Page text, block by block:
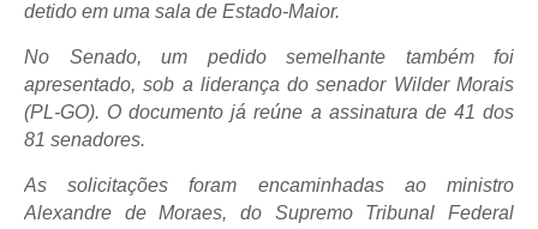
detido em uma sala de Estado-Maior.
No Senado, um pedido semelhante também foi
apresentado, sob a liderança do senador Wilder Morais
(PL-GO). O documento já reúne a assinatura de 41 dos
81 senadores.
As solicitações foram encaminhadas ao ministro
Alexandre de Moraes, do Supremo Tribunal Federal